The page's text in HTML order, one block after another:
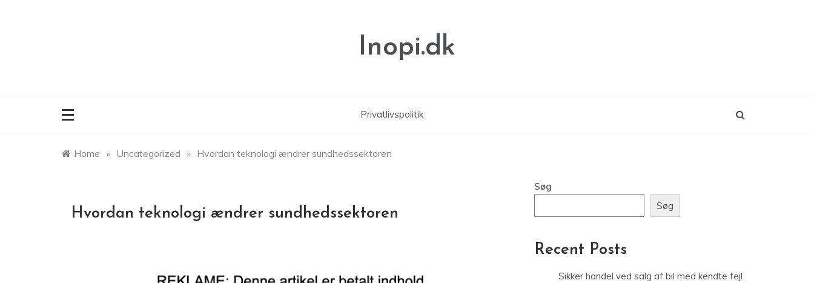
Inopi.dk
Privatlivspolitik
Home » Uncategorized » Hvordan teknologi ændrer sundhedssektoren
Hvordan teknologi ændrer sundhedssektoren
Søg
Søg
Recent Posts
Sikker handel ved salg af bil med kendte fejl